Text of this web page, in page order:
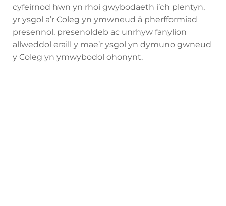
cyfeirnod hwn yn rhoi gwybodaeth i’ch plentyn,
yr ysgol a’r Coleg yn ymwneud â pherfformiad
presennol, presenoldeb ac unrhyw fanylion
allweddol eraill y mae’r ysgol yn dymuno gwneud
y Coleg yn ymwybodol ohonynt.